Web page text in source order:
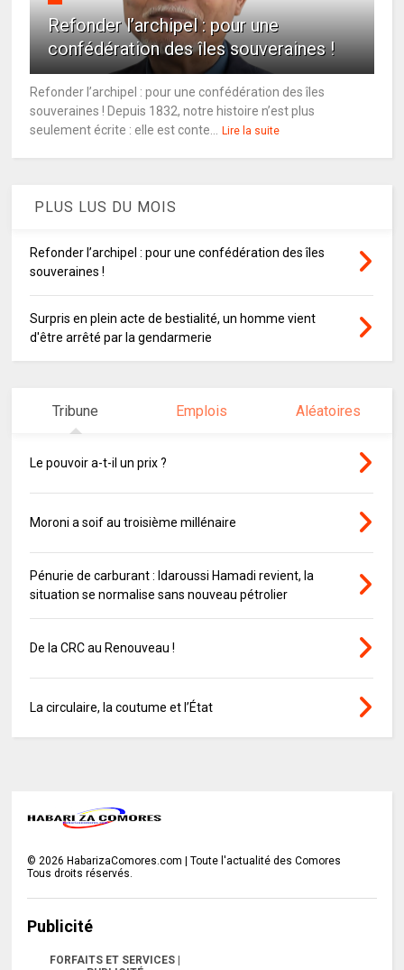
Refonder l’archipel : pour une
confédération des îles souveraines !
Refonder l’archipel : pour une confédération des îles
souveraines ! Depuis 1832, notre histoire n’est plus
seulement écrite : elle est conte... Lire la suite
PLUS LUS DU MOIS
Refonder l’archipel : pour une confédération des îles
souveraines !
Surpris en plein acte de bestialité, un homme vient
d'être arrêté par la gendarmerie
Tribune Emplois Aléatoires
Le pouvoir a-t-il un prix ?
Moroni a soif au troisième millénaire
Pénurie de carburant : Idaroussi Hamadi revient, la
situation se normalise sans nouveau pétrolier
De la CRC au Renouveau !
La circulaire, la coutume et l’État
©2026 HabarizaComores.com | Toute l'actualité des Comores
Tous droits réservés.
Publicité
FORFAITS ET SERVICES |